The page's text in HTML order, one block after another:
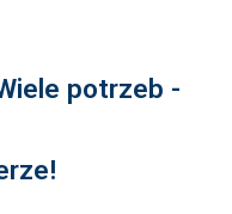
potrzeb -